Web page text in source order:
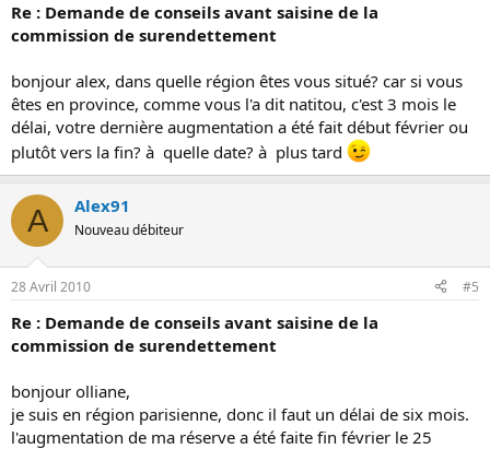
Re : Demande de conseils avant saisine de la
commission de surendettement
bonjour alex, dans quelle région êtes vous situé? car si vous
êtes en province, comme vous l'a dit natitou, c'est 3 mois le
délai, votre dernière augmentation a été fait début février ou
plutôt vers la fin? à quelle date? à plus tard
A Alex91
Nouveau débiteur
28 Avril 2010 #5
Re : Demande de conseils avant saisine de la
commission de surendettement
bonjour olliane,
je suis en région parisienne, donc il faut un délai de six mois.
l'augmentation de ma réserve a été faite fin février le 25